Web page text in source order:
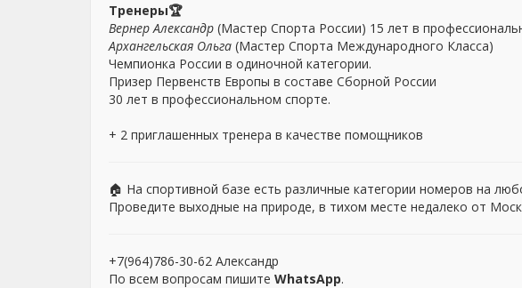
Тренеры🏆
Вернер Александр (Мастер Спорта России) 15 лет в
Архангельская Ольга (Мастер Спорта Международного Класса)
Чемпионка России в одиночной категории.
Призер Первенств Европы в составе Сборной России
30 лет в профессиональном спорте.
+ 2 приглашенных тренера в качестве помощников
🏠 На спортивной базе есть различные категории номеров на
Проведите выходные на природе, в тихом месте недалеко от
+7(964)786-30-62 Александр
По всем вопросам пишите WhatsApp.